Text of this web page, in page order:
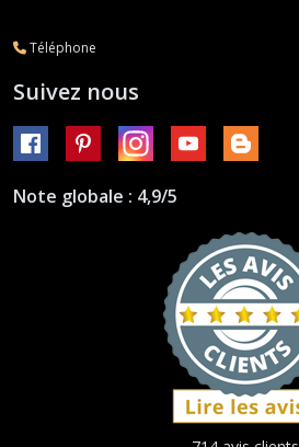
Téléphone
Suivez nous
Note globale : 4,9/5